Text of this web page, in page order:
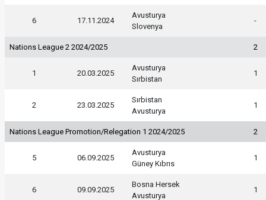
6 17.11.2024
Avusturya
Slovenya
-
Nations League 2 2024/2025 2
1 20.03.2025
Avusturya
Sırbistan
1
2 23.03.2025
Sırbistan
Avusturya
1
Nations League Promotion/Relegation 1 2024/2025 2
5 06.09.2025
Avusturya
Güney Kıbrıs
1
6 09.09.2025
Bosna Hersek
Avusturya
1